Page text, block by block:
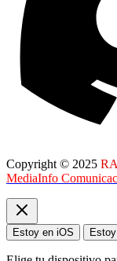
Copyright © 2025
MediaInfo
Estoy en iOS